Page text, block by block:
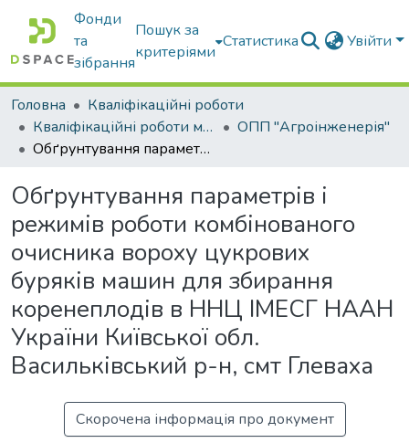
Фонди
та
зібрання
Пошук за
критеріями
Статистика Увійти
Головна
Кваліфікаційні роботи
Кваліфікаційні роботи магістрів
ОПП "Агроінженерія"
Обґрунтування параметрів і режимів роботи комбінованого очисника вороху цукрових буряків машин для збирання коренеплодів в ННЦ ІМЕСГ НААН України Київської обл. Васильківський р-н, смт Глеваха
Обґрунтування параметрів і
режимів роботи комбінованого
очисника вороху цукрових
буряків машин для збирання
коренеплодів в ННЦ ІМЕСГ НААН
України Київської обл.
Васильківський р-н, смт Глеваха
Скорочена інформація про документ